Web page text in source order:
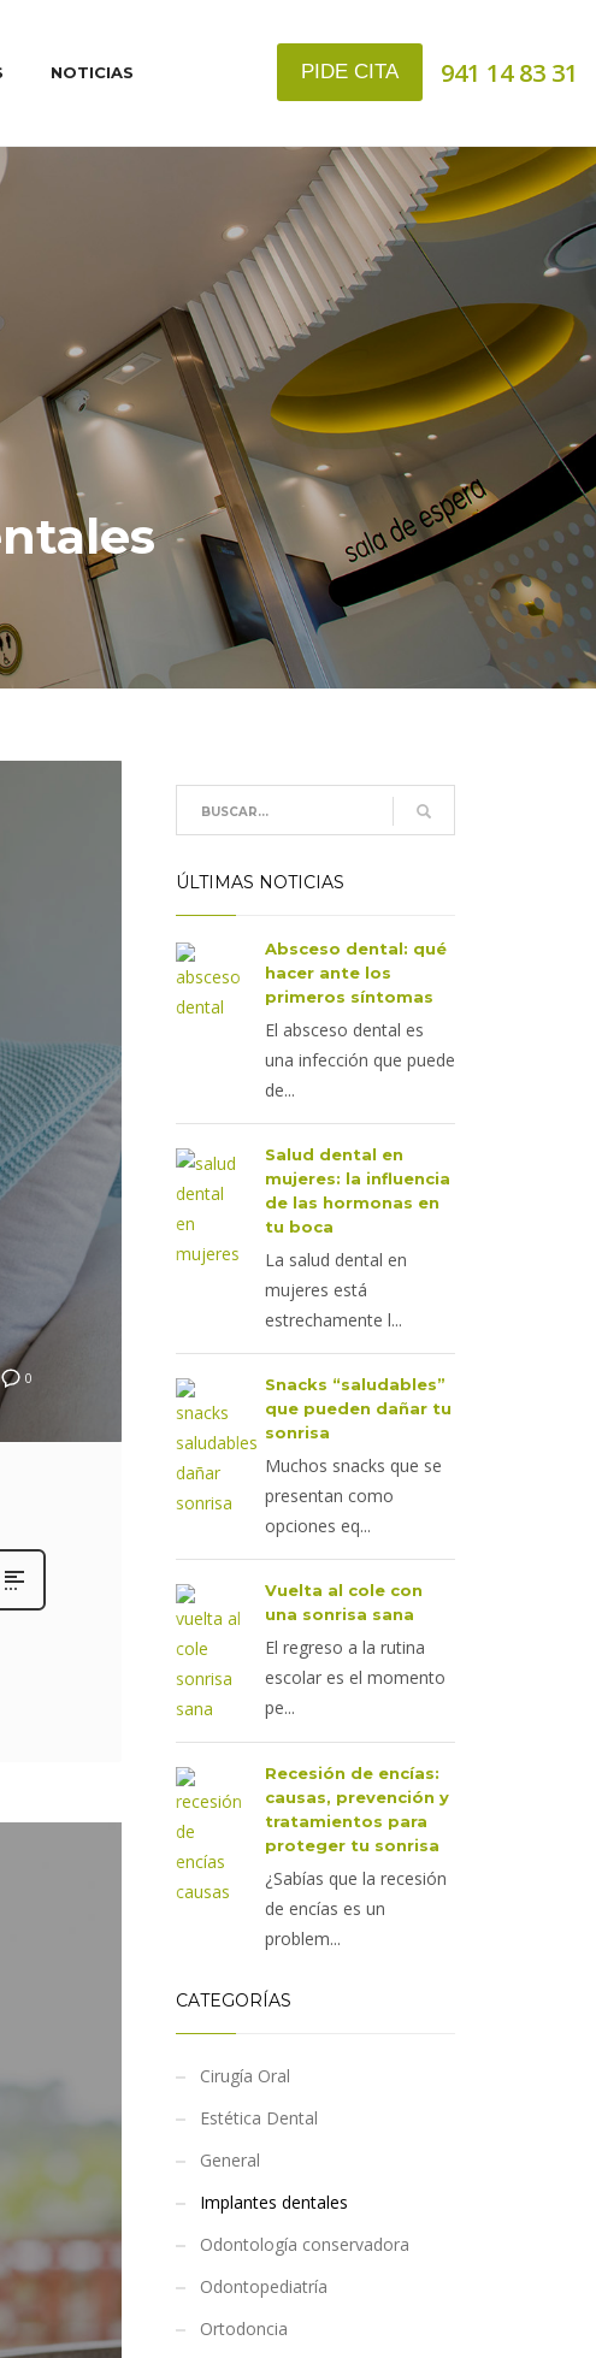
NOTICIAS PIDE CITA 941 14 83 31
0
ÚLTIMAS NOTICIAS
Absceso dental: qué
hacer ante los
primeros síntomas
El absceso dental es
una infección que puede
de...
Salud dental en
mujeres: la influencia
de las hormonas en
tu boca
La salud dental en
mujeres está
estrechamente l...
Snacks “saludables”
que pueden dañar tu
sonrisa
Muchos snacks que se
presentan como
opciones eq...
Vuelta al cole con
una sonrisa sana
El regreso a la rutina
escolar es el momento
pe...
Recesión de encías:
causas, prevención y
tratamientos para
proteger tu sonrisa
¿Sabías que la recesión
de encías es un
problem...
CATEGORÍAS
Cirugía Oral
Estética Dental
General
Implantes dentales
Odontología conservadora
Odontopediatría
Ortodoncia